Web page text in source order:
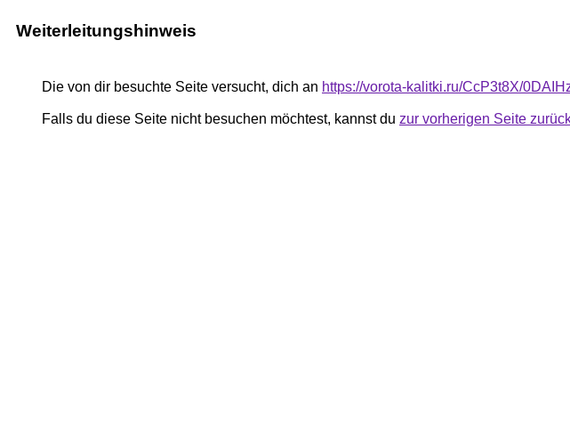
Weiterleitungshinweis
Die von dir besuchte Seite versucht, dich an https://vorota-kalitki.ru/CcP3t8X/
Falls du diese Seite nicht besuchen möchtest, kannst du zur vorherigen Seite